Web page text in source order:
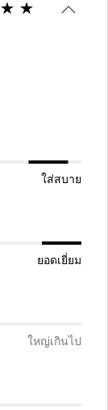
ใส่สบาย
ยอดเยี่ยม
ใหญ่เกินไป